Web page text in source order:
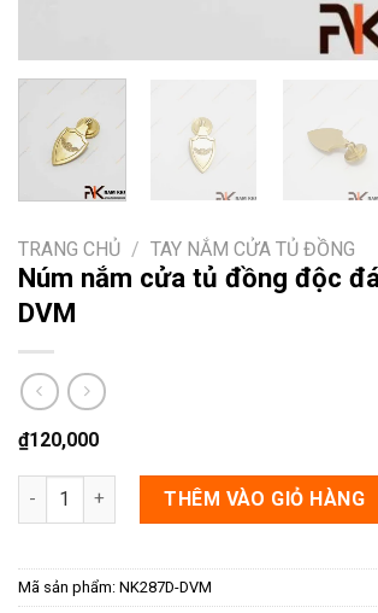
TRANG CHỦ / TAY NẮM CỬA TỦ ĐỒNG
Núm nắm cửa tủ đồng độc
DVM
₫120,000
Núm nắm cửa tủ đồng độc đáo NK287D-
THÊM VÀO GIỎ HÀNG
Mã sản phẩm: NK287D-DVM